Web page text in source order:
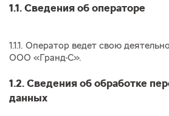
1.1. Сведения об операторе
1.1.1. Оператор ведет свою
ООО «Гранд-С».
1.2. Сведения об обработке
данных